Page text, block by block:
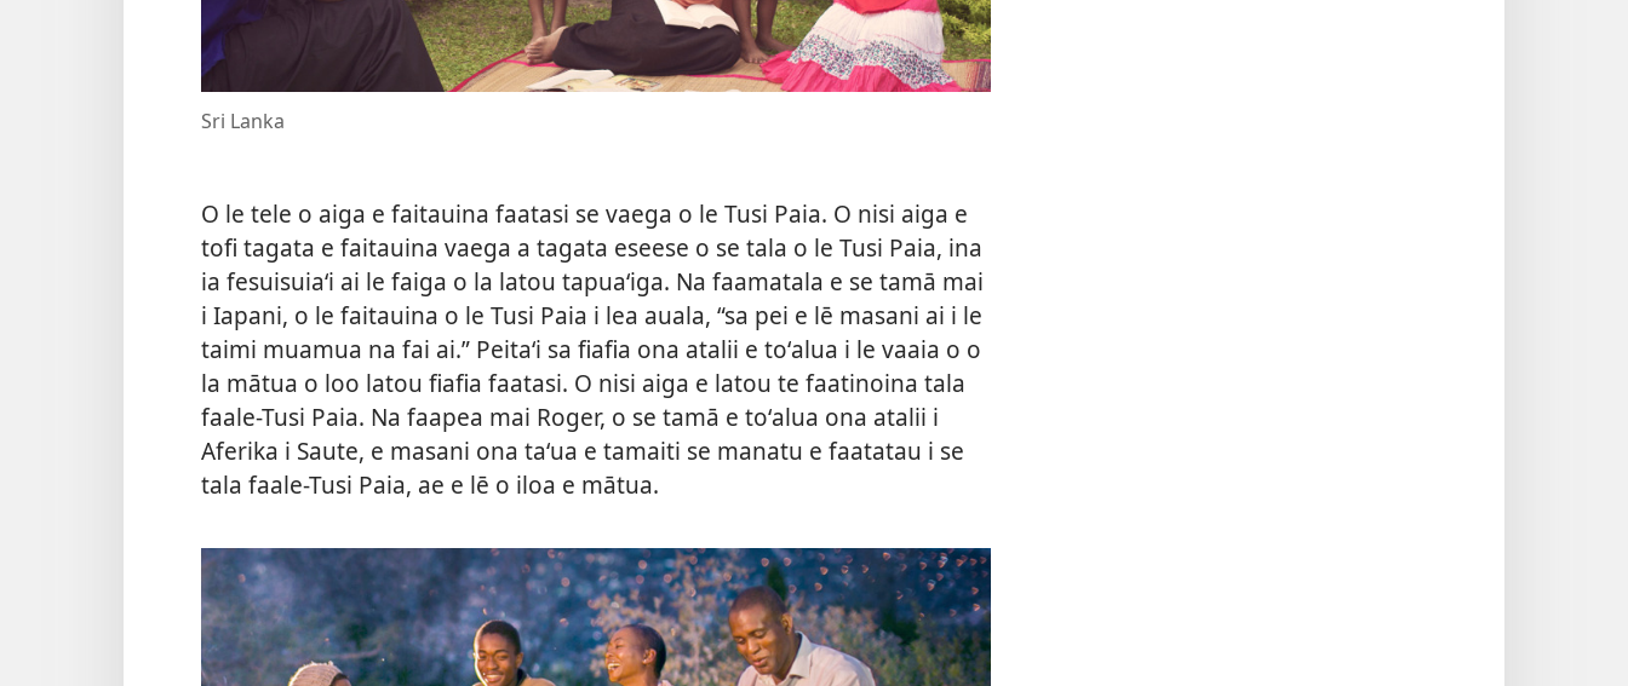
Sri Lanka
O le tele o aiga e faitauina faatasi se vaega o le Tusi Paia. O nisi aiga e
tofi tagata e faitauina vaega a tagata eseese o se tala o le Tusi Paia, ina
ia fesuisuiaʻi ai le faiga o la latou tapuaʻiga. Na faamatala e se tamā mai
i Iapani, o le faitauina o le Tusi Paia i lea auala, “sa pei e lē masani ai i le
taimi muamua na fai ai.” Peitaʻi sa fiafia ona atalii e toʻalua i le vaaia o o
la mātua o loo latou fiafia faatasi. O nisi aiga e latou te faatinoina tala
faale-Tusi Paia. Na faapea mai Roger, o se tamā e toʻalua ona atalii i
Aferika i Saute, e masani ona taʻua e tamaiti se manatu e faatatau i se
tala faale-Tusi Paia, ae e lē o iloa e mātua.